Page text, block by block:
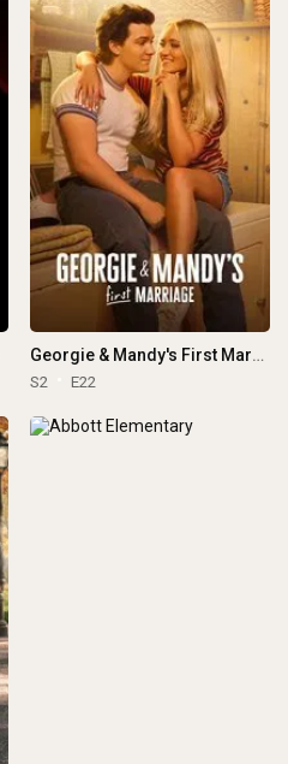
Georgie & Mandy's First Marriage
S2 E22